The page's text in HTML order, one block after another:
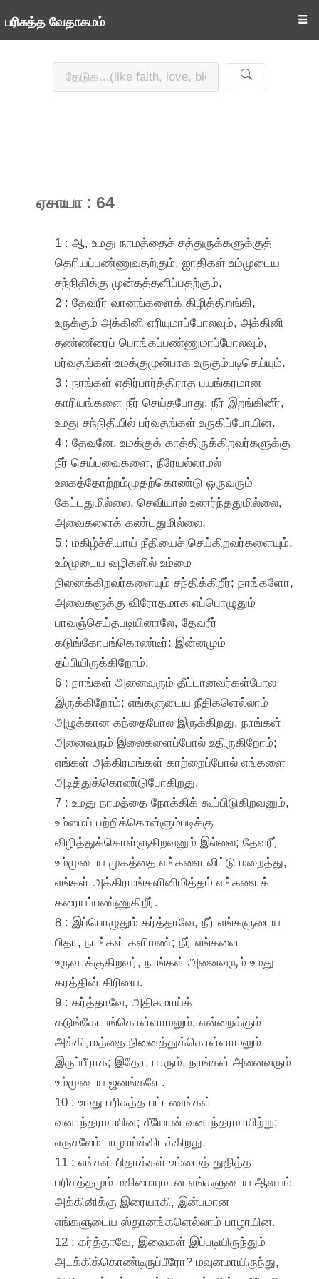
பரிசுத்த வேதாகமம் ☰
ஏசாயா : 64
1 : ஆ, உமது நாமத்தைச் சத்துருக்களுக்குத்
தெரியப்பண்ணுவதற்கும், ஜாதிகள் உம்முடைய
சந்நிதிக்கு முன்தத்தளிப்பதற்கும்,
2 : தேவரீர் வானங்களைக் கிழித்திறங்கி,
உருக்கும் அக்கினி எரியுமாப்போலவும், அக்கினி
தண்ணீரைப் பொங்கப்பண்ணுமாப்போலவும்,
பர்வதங்கள் உமக்குமுன்பாக உருகும்படிசெய்யும்.
3 : நாங்கள் எதிர்பார்த்திராத பயங்கரமான
காரியங்களை நீர் செய்தபோது, நீர் இறங்கினீர்,
உமது சந்நிதியில் பர்வதங்கள் உருகிப்போயின.
4 : தேவனே, உமக்குக் காத்திருக்கிறவர்களுக்கு
நீர் செய்பவைகளை, நீரேயல்லாமல்
உலகத்தோற்றம்முதற்கொண்டு ஒருவரும்
கேட்டதுமில்லை, செவியால் உணர்ந்ததுமில்லை,
அவைகளைக் கண்டதுமில்லை.
5 : மகிழ்ச்சியாய் நீதியைச் செய்கிறவர்களையும்,
உம்முடைய வழிகளில் உம்மை
நினைக்கிறவர்களையும் சந்திக்கிறீர்; நாங்களோ,
அவைகளுக்கு விரோதமாக எப்பொழுதும்
பாவஞ்செய்தபடியினாலே, தேவரீர்
கடுங்கோபங்கொண்டீர்: இன்னமும்
தப்பியிருக்கிறோம்.
6 : நாங்கள் அனைவரும் தீட்டானவர்கள்போல
இருக்கிறோம்; எங்களுடைய நீதிகளெல்லாம்
அழுக்கான கந்தைபோல இருக்கிறது, நாங்கள்
அனைவரும் இலைகளைப்போல் உதிருகிறோம்;
எங்கள் அக்கிரமங்கள் காற்றைப்போல் எங்களை
அடித்துக்கொண்டுபோகிறது.
7 : உமது நாமத்தை நோக்கிக் கூப்பிடுகிறவனும்,
உம்மைப் பற்றிக்கொள்ளும்படிக்கு
விழித்துக்கொள்ளுகிறவனும் இல்லை; தேவரீர்
உம்முடைய முகத்தை எங்களை விட்டு மறைத்து,
எங்கள் அக்கிரமங்களினிமித்தம் எங்களைக்
கரையப்பண்ணுகிறீர்.
8 : இப்பொழுதும் கர்த்தாவே, நீர் எங்களுடைய
பிதா, நாங்கள் களிமண்; நீர் எங்களை
உருவாக்குகிறவர், நாங்கள் அனைவரும் உமது
கரத்தின் கிரியை.
9 : கர்த்தாவே, அதிகமாய்க்
கடுங்கோபங்கொள்ளாமலும், என்றைக்கும்
அக்கிரமத்தை நினைத்துக்கொள்ளாமலும்
இருப்பீராக; இதோ, பாரும், நாங்கள் அனைவரும்
உம்முடைய ஜனங்களே.
10 : உமது பரிசுத்த பட்டணங்கள்
வனாந்தரமாயின; சீயோன் வனாந்தரமாயிற்று;
எருசலேம் பாழாய்க்கிடக்கிறது.
11 : எங்கள் பிதாக்கள் உம்மைத் துதித்த
பரிசுத்தமும் மகிமையுமான எங்களுடைய ஆலயம்
அக்கினிக்கு இரையாகி, இன்பமான
எங்களுடைய ஸ்தானங்களெல்லாம் பாழாயின.
12 : கர்த்தாவே, இவைகள் இப்படியிருந்தும்
அடக்கிக்கொண்டிருப்பீரோ? மவுனமாயிருந்து,